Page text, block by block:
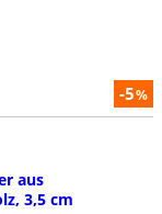
-5%
aus
3,5 cm